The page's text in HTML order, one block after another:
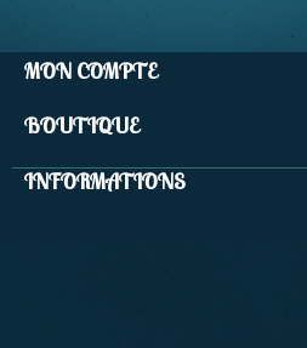
MON COMPTE
BOUTIQUE
INFORMATIONS